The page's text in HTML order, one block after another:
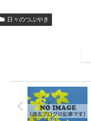
日々のつぶやき